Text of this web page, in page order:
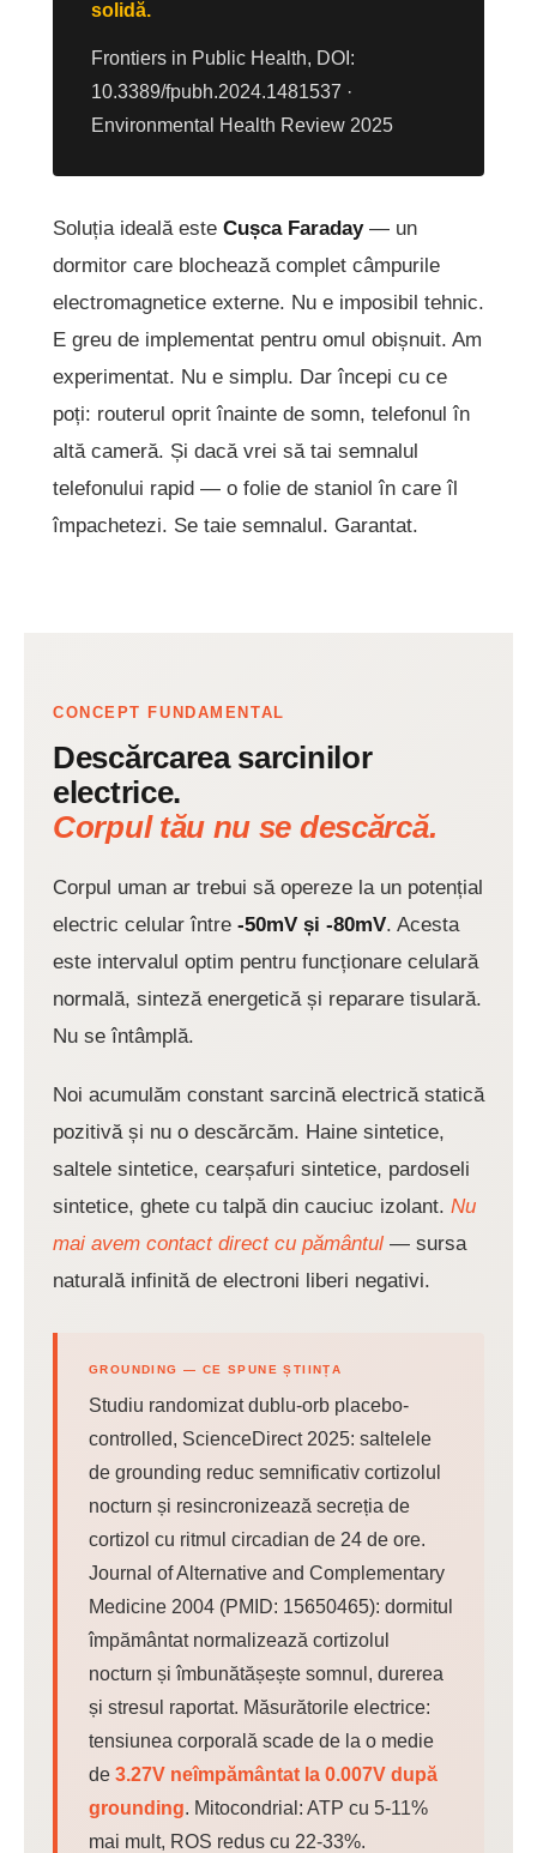
solidă.
Frontiers in Public Health, DOI:
10.3389/fpubh.2024.1481537 ·
Environmental Health Review 2025
Soluția ideală este Cușca Faraday— un
dormitor care blochează complet câmpurile
electromagnetice externe. Nu e imposibil tehnic.
E greu de implementat pentru omul obișnuit. Am
experimentat. Nu e simplu. Dar începi cu ce
poți: routerul oprit înainte de somn, telefonul în
altă cameră. Și dacă vrei să tai semnalul
telefonului rapid — o folie de staniol în care îl
împachetezi. Se taie semnalul. Garantat.
CONCEPT FUNDAMENTAL
Descărcarea sarcinilor
electrice.
Corpul tău nu se descărcă.
Corpul uman ar trebui să opereze la un potențial
electric celular între -50mV și -80mV. Acesta
este intervalul optim pentru funcționare celulară
normală, sinteză energetică și reparare tisulară.
Nu se întâmplă.
Noi acumulăm constant sarcină electrică statică
pozitivă și nu o descărcăm. Haine sintetice,
saltele sintetice, cearșafuri sintetice, pardoseli
sintetice, ghete cu talpă din cauciuc izolant. Nu
mai avem contact direct cu pământul — sursa
naturală infinită de electroni liberi negativi.
GROUNDING — CE SPUNE ȘTIINȚA
Studiu randomizat dublu-orb placebo-
controlled, ScienceDirect 2025: saltelele
de grounding reduc semnificativ cortizolul
nocturn și resincronizează secreția de
cortizol cu ritmul circadian de 24 de ore.
Journal of Alternative and Complementary
Medicine 2004 (PMID: 15650465): dormitul
împământat normalizează cortizolul
nocturn și îmbunătășește somnul, durerea
și stresul raportat. Măsurătorile electrice:
tensiunea corporală scade de la o medie
de 3.27V neîmpământat la 0.007V după
grounding. Mitocondrial: ATP cu 5-11%
mai mult, ROS redus cu 22-33%.